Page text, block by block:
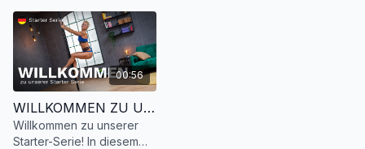
00:56
WILLKOMMEN ZU UNSEREM STARTER KURS 🇩🇪
Willkommen zu unserer
Starter-Serie! In diesem